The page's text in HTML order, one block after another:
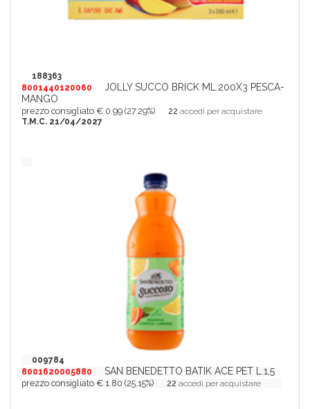
188363
8001440120060
JOLLY SUCCO BRICK ML.200X3 PESCA-
MANGO
prezzo consigliato € 0.99 (27.29%) 22 accedi per acquistare
T.M.C. 21/04/2027
009784
8001620005880
SAN BENEDETTO BATIK ACE PET L.1,5
prezzo consigliato € 1.80 (25.15%) 22 accedi per acquistare